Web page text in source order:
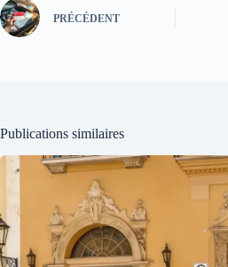
PRÉCÉDENT
Publications similaires